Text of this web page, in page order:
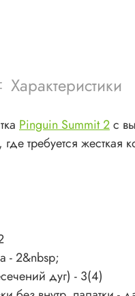
Характеристики
Pinguin Summit 2с
требуется жесткая
- 2&nbsp;
дуг) - 3(4)